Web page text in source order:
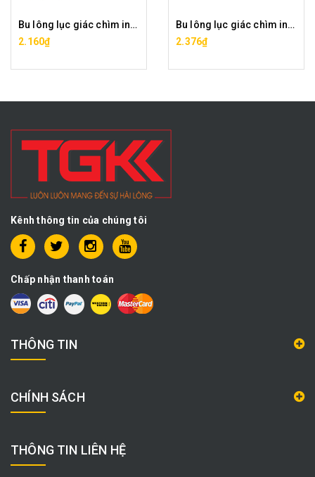
Bu lông lục giác chìm inox 316-M4x6
2.160₫
Bu lông lục giác chìm inox 316-M4x8
2.376₫
Kênh thông tin của chúng tôi
Chấp nhận thanh toán
THÔNG TIN
CHÍNH SÁCH
THÔNG TIN LIÊN HỆ